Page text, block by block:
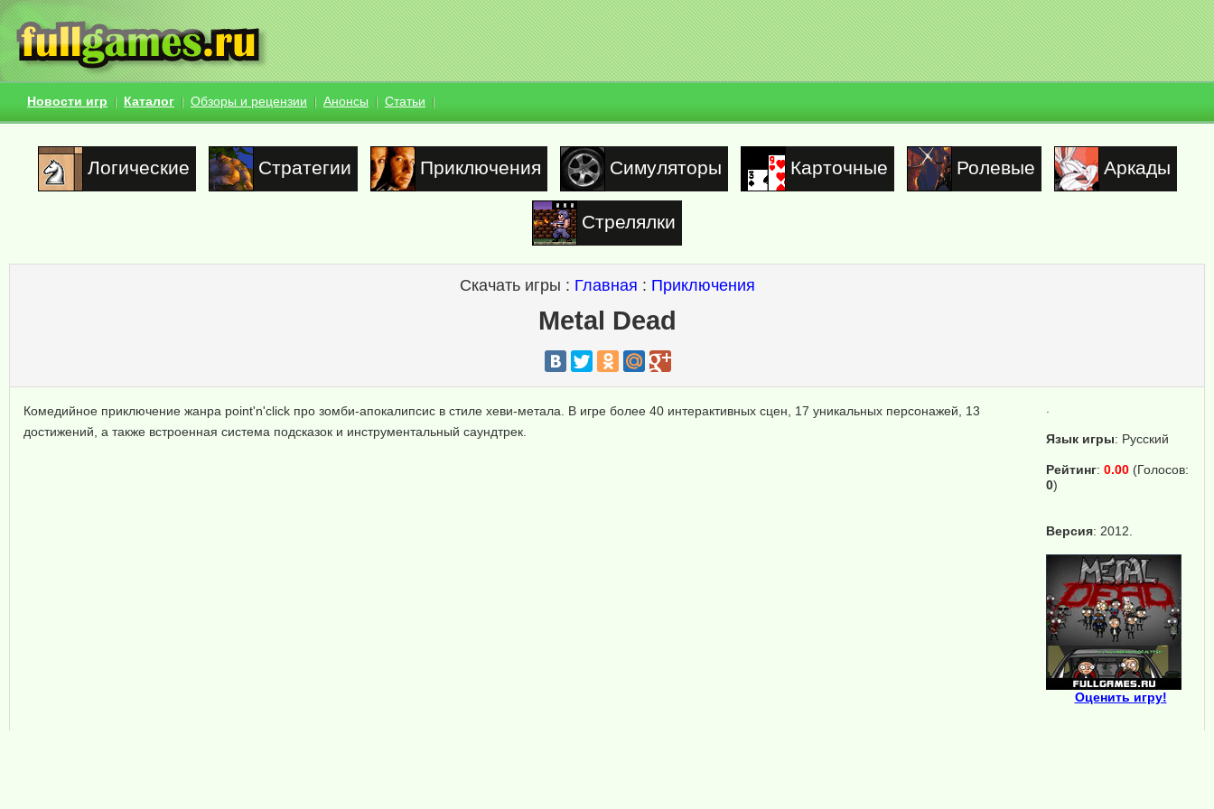
Новости игр Каталог Обзоры и рецензии Анонсы Статьи
Логические Стратегии Приключения Симуляторы Карточные Ролевые Аркады
Стрелялки
Скачать игры : Главная : Приключения
Metal Dead
Язык игры: Русский
Рейтинг: 0.00 (Голосов:
0)
Версия: 2012.
Оценить игру!
Комедийное приключение жанра point'n'click про зомби-апокалипсис в стиле хеви-метала. В игре более 40 интерактивных сцен, 17 уникальных персонажей, 13
достижений, а также встроенная система подсказок и инструментальный саундтрек.